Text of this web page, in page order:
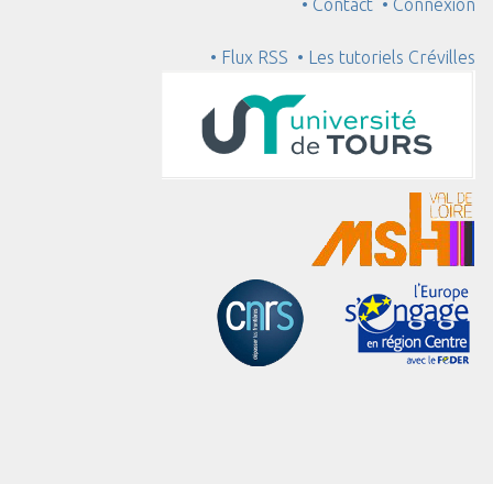
• Contact • Connexion
• Flux RSS • Les tutoriels Crévilles